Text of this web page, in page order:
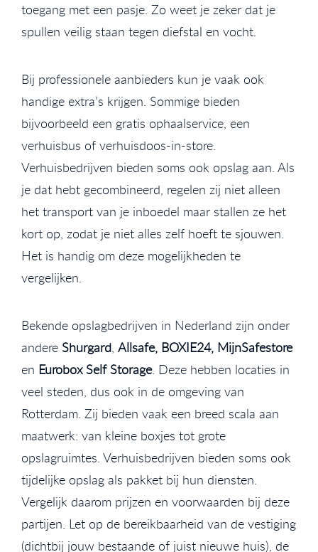
toegang met een pasje. Zo weet je zeker dat je
spullen veilig staan tegen diefstal en vocht.
Bij professionele aanbieders kun je vaak ook
handige extra’s krijgen. Sommige bieden
bijvoorbeeld een gratis ophaalservice, een
verhuisbus of verhuisdoos-in-store.
Verhuisbedrijven bieden soms ook opslag aan. Als
je dat hebt gecombineerd, regelen zij niet alleen
het transport van je inboedel maar stallen ze het
kort op, zodat je niet alles zelf hoeft te sjouwen.
Het is handig om deze mogelijkheden te
vergelijken.
Bekende opslagbedrijven in Nederland zijn onder
andere Shurgard, Allsafe, BOXIE24, MijnSafestore
en Eurobox Self Storage. Deze hebben locaties in
veel steden, dus ook in de omgeving van
Rotterdam. Zij bieden vaak een breed scala aan
maatwerk: van kleine boxjes tot grote
opslagruimtes. Verhuisbedrijven bieden soms ook
tijdelijke opslag als pakket bij hun diensten.
Vergelijk daarom prijzen en voorwaarden bij deze
partijen. Let op de bereikbaarheid van de vestiging
(dichtbij jouw bestaande of juist nieuwe huis), de